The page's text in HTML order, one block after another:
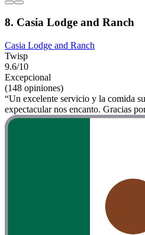
8. Casia Lodge and Ranch
Casia Lodge and Ranch
Twisp
9.6/10
Excepcional
(148 opiniones)
“Un excelente servicio y la comida
expectacular nos encanto. Gracias